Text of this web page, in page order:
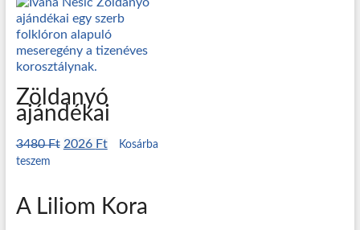
Zöldanyó
ajándékai
3480Ft 2026 Ft
Kosárba
teszem
A Liliom Kora